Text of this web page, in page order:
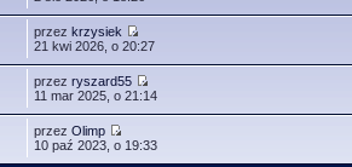
przezkrzysiek
21 kwi 2026, o 20:27
przezryszard55
11 mar 2025, o 21:14
przezOlimp
10 paź 2023, o 19:33